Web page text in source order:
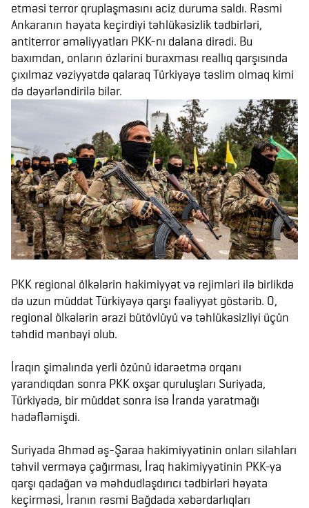
etməsi terror qruplaşmasını aciz duruma saldı. Rəsmi
Ankaranın həyata keçirdiyi təhlükəsizlik tədbirləri,
antiterror əməliyyatları PKK-nı dalana dirədi. Bu
baxımdan, onların özlərini buraxması reallıq qarşısında
çıxılmaz vəziyyətdə qalaraq Türkiyəyə təslim olmaq kimi
də dəyərləndirilə bilər.
PKK regional ölkələrin hakimiyyət və rejimləri ilə birlikdə
də uzun müddət Türkiyəyə qarşı fəaliyyət göstərib. O,
regional ölkələrin ərazi bütövlüyü və təhlükəsizliyi üçün
təhdid mənbəyi olub.
İraqın şimalında yerli özünü idarəetmə orqanı
yarandıqdan sonra PKK oxşar quruluşları Suriyada,
Türkiyədə, bir müddət sonra isə İranda yaratmağı
hədəfləmişdi.
Suriyada Əhməd əş-Şaraa hakimiyyətinin onları silahları
təhvil verməyə çağırması, İraq hakimiyyətinin PKK-ya
qarşı qadağan və məhdudlaşdırıcı tədbirləri həyata
keçirməsi, İranın rəsmi Bağdada xəbərdarlıqları